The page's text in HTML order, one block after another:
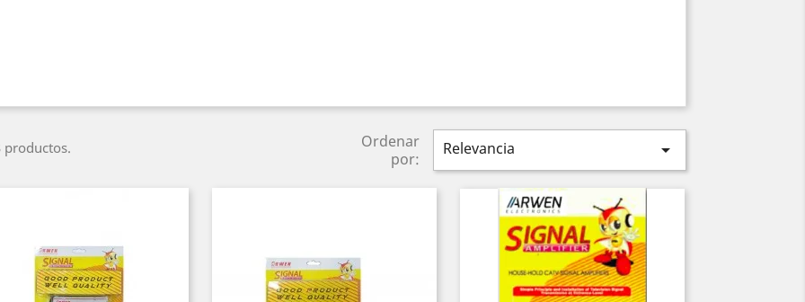
productos.
Ordenar
por:
Relevancia 